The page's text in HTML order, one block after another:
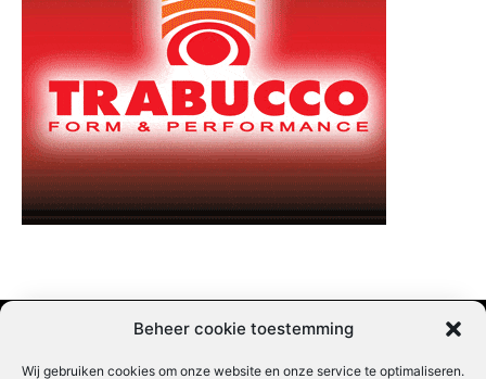
Beheer cookie toestemming
Wij gebruiken cookies om onze website en onze service te optimaliseren.